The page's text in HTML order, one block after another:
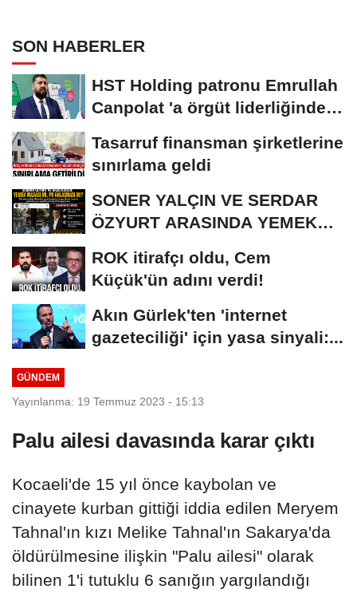
SON HABERLER
HST Holding patronu Emrullah
Canpolat 'a örgüt liderliğinden
Tasarruf finansman şirketlerine
sınırlama geldi
SONER YALÇIN VE SERDAR
ÖZYURT ARASINDA YEMEK
ROK itirafçı oldu, Cem
Küçük'ün adını verdi!
Akın Gürlek'ten 'internet
gazeteciliği' için yasa sinyali:...
GÜNDEM
Yayınlanma: 19 Temmuz 2023 - 15:13
Palu ailesi davasında karar çıktı
Kocaeli'de 15 yıl önce kaybolan ve
cinayete kurban gittiği iddia edilen Meryem
Tahnal'ın kızı Melike Tahnal'ın Sakarya'da
öldürülmesine ilişkin "Palu ailesi" olarak
bilinen 1'i tutuklu 6 sanığın yargılandığı